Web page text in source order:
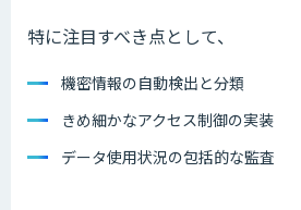
特に注目すべき点として、
機密情報の自動検出と分類
きめ細かなアクセス制御の実装
データ使用状況の包括的な監査